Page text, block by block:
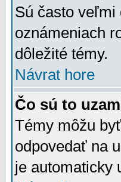
Sú často veľmi
oznámeniach
dôležité témy.
Návrat hore
Čo sú to
Témy môžu
odpovedať na
je automaticky